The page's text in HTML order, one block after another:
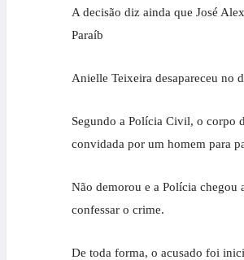
A decisão diz ainda que José
Paraíb
Anielle Teixeira desapareceu no
Segundo a Polícia Civil, o corpo
convidada por um homem para
Não demorou e a Polícia chegou
confessar o crime.
De toda forma, o acusado foi